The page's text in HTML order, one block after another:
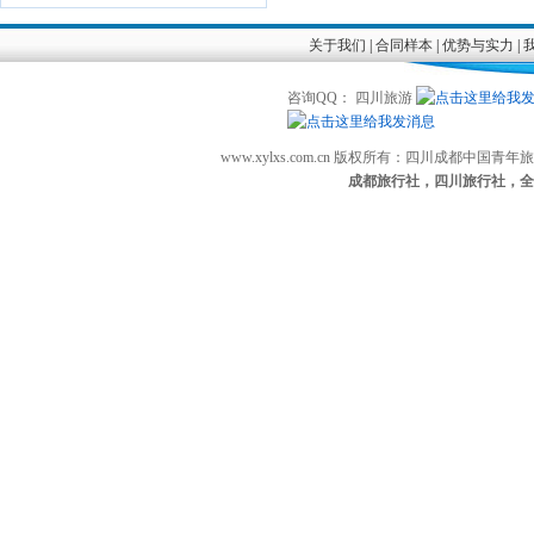
关于我们 合同样本| 优势与实力
咨询QQ： 四川旅游
www.xylxs.com.cn 版权所有：四川成都中国青
成都旅行社，四川旅行社，